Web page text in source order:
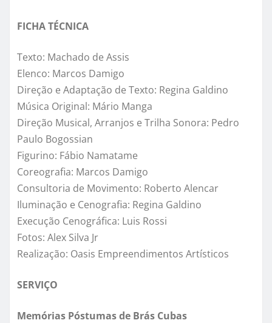
FICHA TÉCNICA
Texto: Machado de Assis
Elenco: Marcos Damigo
Direção e Adaptação de Texto: Regina Galdino
Música Original: Mário Manga
Direção Musical, Arranjos e Trilha Sonora: Pedro
Paulo Bogossian
Figurino: Fábio Namatame
Coreografia: Marcos Damigo
Consultoria de Movimento: Roberto Alencar
Iluminação e Cenografia: Regina Galdino
Execução Cenográfica: Luis Rossi
Fotos: Alex Silva Jr
Realização: Oasis Empreendimentos Artísticos
SERVIÇO
Memórias Póstumas de Brás Cubas